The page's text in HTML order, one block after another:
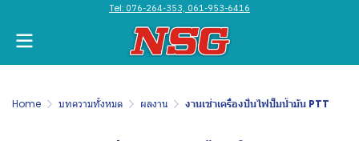
Tel: 076-264-353, 061-953-6416
Home บทความทั้งหมด ผลงาน งานเช่าเครื่องปั่นไฟปั๊มน้ำมัน PTT